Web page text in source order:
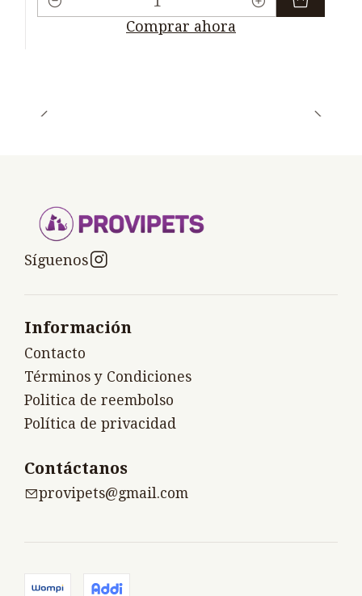
Cantidad
Comprar ahora
Síguenos
Información
Contacto
Términos y Condiciones
Politica de reembolso
Política de privacidad
Contáctanos
provipets@gmail.com